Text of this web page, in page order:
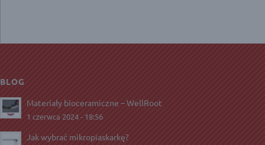
BLOG
Materiały bioceramiczne – WellRoot
1 czerwca 2024 - 18:56
Jak wybrać mikropiaskarkę?